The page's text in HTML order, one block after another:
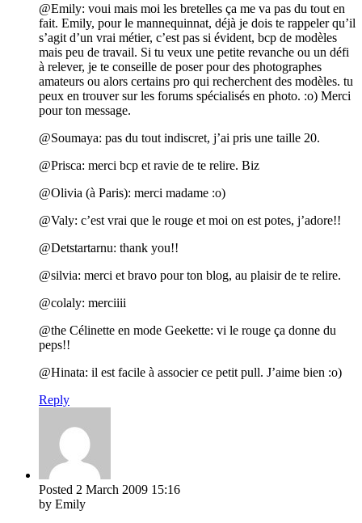
@Emily: voui mais moi les bretelles ça me va pas du tout en
fait. Emily, pour le mannequinnat, déjà je dois te rappeler qu’il
s’agit d’un vrai métier, c’est pas si évident, bcp de modèles
mais peu de travail. Si tu veux une petite revanche ou un défi
à relever, je te conseille de poser pour des photographes
amateurs ou alors certains pro qui recherchent des modèles. tu
peux en trouver sur les forums spécialisés en photo. :o) Merci
pour ton message.
@Soumaya: pas du tout indiscret, j’ai pris une taille 20.
@Prisca: merci bcp et ravie de te relire. Biz
@Olivia (à Paris): merci madame :o)
@Valy: c’est vrai que le rouge et moi on est potes, j’adore!!
@Detstartarnu: thank you!!
@silvia: merci et bravo pour ton blog, au plaisir de te relire.
@colaly: merciiii
@the Célinette en mode Geekette: vi le rouge ça donne du
peps!!
@Hinata: il est facile à associer ce petit pull. J’aime bien :o)
Reply
Posted 2 March 2009 15:16
by Emily